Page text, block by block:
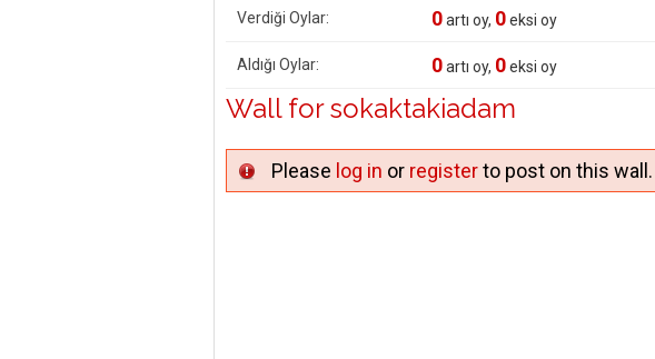
Verdiği Oylar: 0artı oy, 0eksi oy
Aldığı Oylar: 0artı oy, 0eksi oy
Wall for sokaktakiadam
Please log in or registerto post on this wall.